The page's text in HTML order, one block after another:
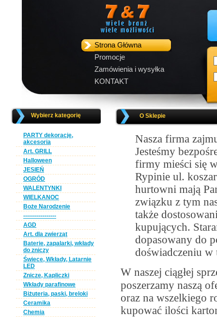
Strona Główna
Promocje
Zamówienia i wysyłka
KONTAKT
Wybierz kategorię
PARTY dekoracje,
akcesoria
Art. GRILL
Halloween
JESIEŃ
OGRÓD
WALENTYNKI
WIELKANOC
Boże Narodzenie
-----------------
AGD
Art. dla zwierząt
Baterie, zapalarki, wkłady
do zniczy
Świece, Wkłady, Latarnie
LED
Znicze, Kapliczki
Wkłady parafinowe
Biżuteria, paski, breloki
Ceramika
Chemia
O Sklepie
Nasza firma
Jesteśmy
firmy mieści się
Rypinie ul.
hurtowni mają
związku z tym
także
kupujących.
dopasowany do
doświadczeniu w
W naszej ciągłej
poszerzamy naszą
oraz na wszelkiego
kupować ilości